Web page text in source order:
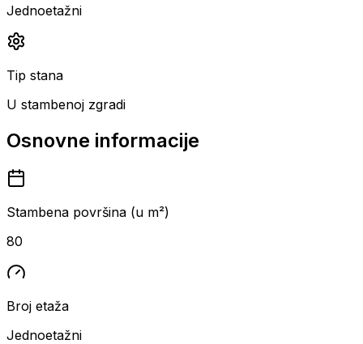
Jednoetažni
Tip stana
U stambenoj zgradi
Osnovne informacije
Stambena površina (u m²)
80
Broj etaža
Jednoetažni